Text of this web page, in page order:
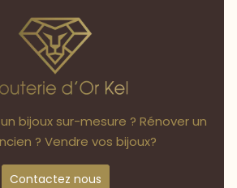
bijoux sur-mesure ? Rénover un
? Vendre vos bijoux?
Contactez nous